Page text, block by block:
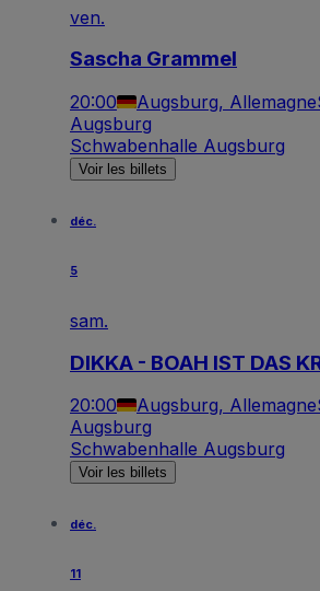
ven.
Sascha Grammel
20:00 Augsburg, Allemagne
Augsburg
Schwabenhalle Augsburg
Voir les billets
déc.
5
sam.
DIKKA - BOAH IST DAS
20:00 Augsburg, Allemagne
Augsburg
Schwabenhalle Augsburg
Voir les billets
déc.
11